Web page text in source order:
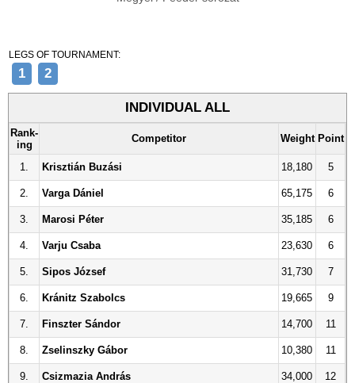
LEGS OF TOURNAMENT:
1 2
INDIVIDUAL ALL
Rank-
ing
Competitor Weight Point
1. Krisztián Buzási 18,180 5
2. Varga Dániel 65,175 6
3. Marosi Péter 35,185 6
4. Varju Csaba 23,630 6
5. Sipos József 31,730 7
6. Kránitz Szabolcs 19,665 9
7. Finszter Sándor 14,700 11
8. Zselinszky Gábor 10,380 11
9. Csizmazia András 34,000 12